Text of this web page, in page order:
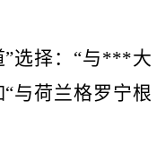
选择：“与***大
与荷兰格罗宁根